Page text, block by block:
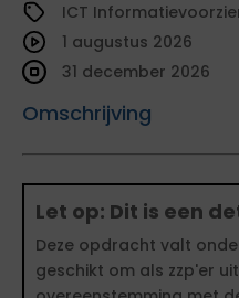
ICT
Omschrijving
1 augustus 2026
31 december 2026
Let op: Dit is een
Deze opdracht valt
geschikt om als zzp'er